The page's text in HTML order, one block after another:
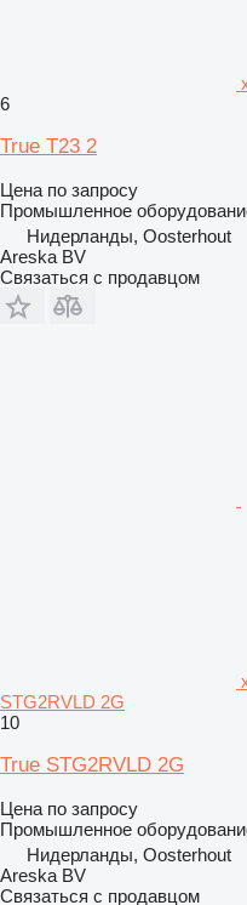
6
True T23 2
Цена по запросу
Промышленное
Нидерланды, Oosterhout
Areska BV
Связаться с продавцом
STG2RVLD 2G
10
True STG2RVLD 2G
Цена по запросу
Промышленное
Нидерланды, Oosterhout
Areska BV
Связаться с продавцом